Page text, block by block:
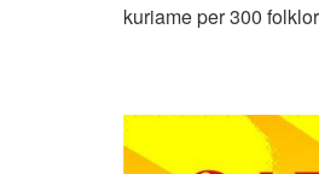
kuriame per 300